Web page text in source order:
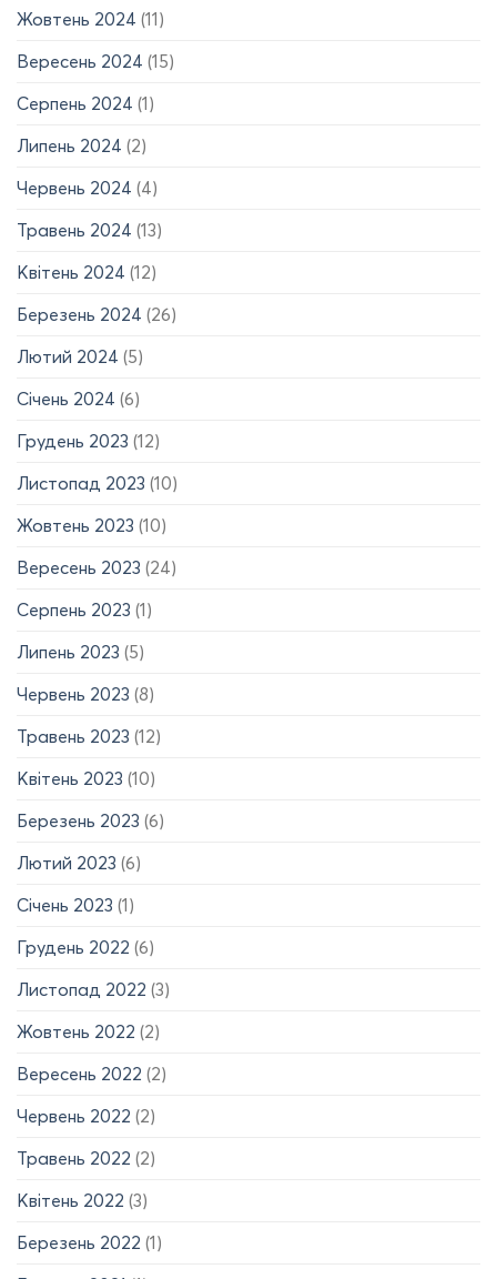
Жовтень 2024 (11)
Вересень 2024 (15)
Серпень 2024 (1)
Липень 2024 (2)
Червень 2024 (4)
Травень 2024 (13)
Квітень 2024 (12)
Березень 2024 (26)
Лютий 2024 (5)
Січень 2024 (6)
Грудень 2023 (12)
Листопад 2023 (10)
Жовтень 2023 (10)
Вересень 2023 (24)
Серпень 2023 (1)
Липень 2023 (5)
Червень 2023 (8)
Травень 2023 (12)
Квітень 2023 (10)
Березень 2023 (6)
Лютий 2023 (6)
Січень 2023 (1)
Грудень 2022 (6)
Листопад 2022 (3)
Жовтень 2022 (2)
Вересень 2022 (2)
Червень 2022 (2)
Травень 2022 (2)
Квітень 2022 (3)
Березень 2022 (1)